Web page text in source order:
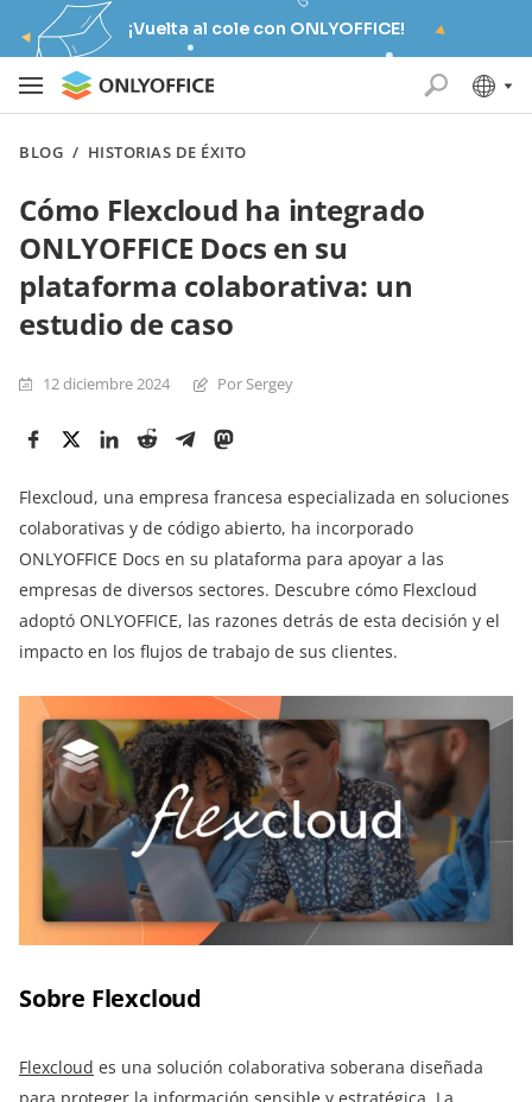
¡Vuelta al cole con ONLYOFFICE!
BLOG / HISTORIAS DE ÉXITO
Cómo Flexcloud ha integrado
ONLYOFFICE Docs en su
plataforma colaborativa: un
estudio de caso
12 diciembre 2024 Por Sergey
Flexcloud, una empresa francesa especializada en soluciones
colaborativas y de código abierto, ha incorporado
ONLYOFFICE Docs en su plataforma para apoyar a las
empresas de diversos sectores. Descubre cómo Flexcloud
adoptó ONLYOFFICE, las razones detrás de esta decisión y el
impacto en los flujos de trabajo de sus clientes.
Sobre Flexcloud
Flexcloud es una solución colaborativa soberana diseñada